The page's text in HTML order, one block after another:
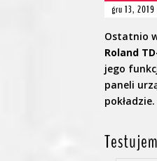
gru 13, 2019
Ostatnio
Roland
jego
paneli
pokładzie.